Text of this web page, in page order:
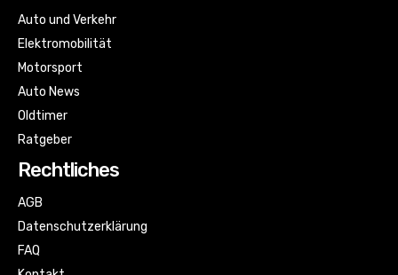
Auto und Verkehr
Elektromobilität
Motorsport
Auto News
Oldtimer
Ratgeber
Rechtliches
AGB
Datenschutzerklärung
FAQ